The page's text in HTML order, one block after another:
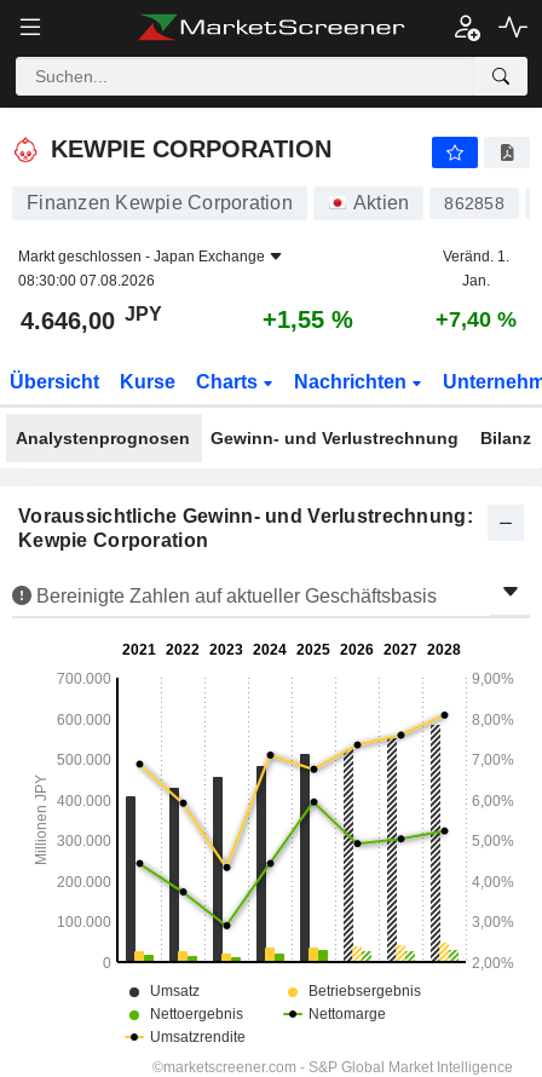
KEWPIE CORPORATION
KEWPIE CORPORATION
Finanzen Kewpie Corporation Aktien 862858
Markt geschlossen - Japan Exchange
08:30:00 07.08.2026
Veränd. 1.
Jan.
4.646,00 JPY +1,55 % +7,40 %
Übersicht Kurse Charts Nachrichten
Analystenprognosen Gewinn- und Verlustrechnung Bilanz
Voraussichtliche Gewinn- und Verlustrechnung:
Kewpie Corporation
Bereinigte Zahlen auf aktueller Geschäftsbasis